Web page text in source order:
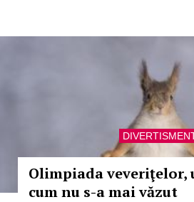
Olimpiada veveriţelor,
cum nu s-a mai văzut